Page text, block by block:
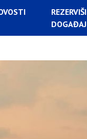
REZERVIŠI
DOGAĐAJ